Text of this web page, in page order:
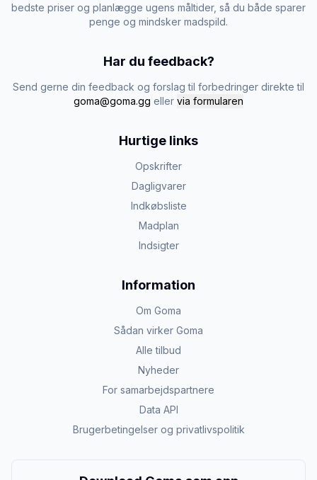
bedste priser og planlægge ugens måltider, så du både sparer
penge og mindsker madspild.
Har du feedback?
Send gerne din feedback og forslag til forbedringer direkte til
goma@goma.gg eller via formularen
Hurtige links
Opskrifter
Dagligvarer
Indkøbsliste
Madplan
Indsigter
Information
Om Goma
Sådan virker Goma
Alle tilbud
Nyheder
For samarbejdspartnere
Data API
Brugerbetingelser og privatlivspolitik